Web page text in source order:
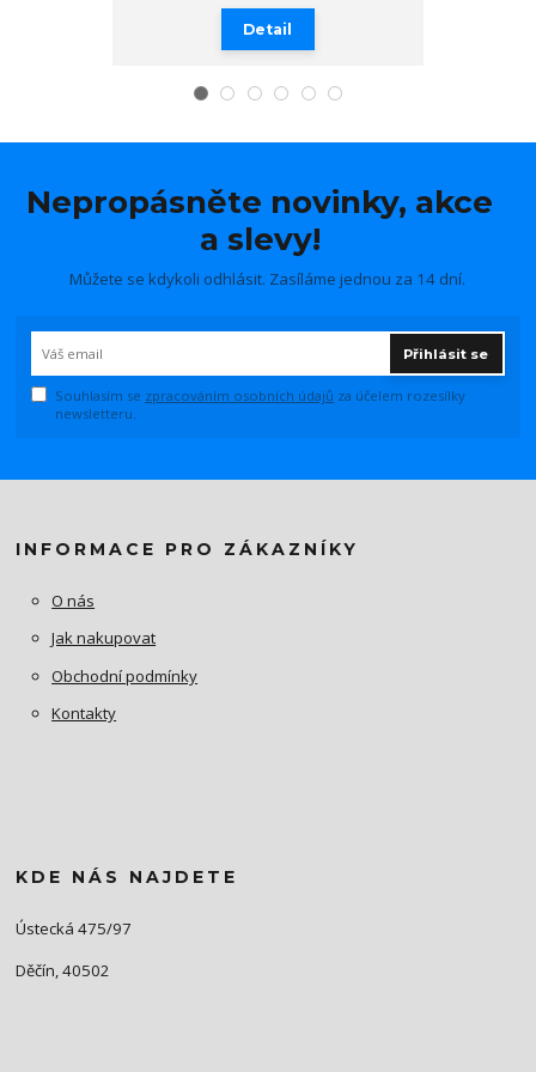
Detail
Nepropásněte novinky, akce
a slevy!
Můžete se kdykoli odhlásit. Zasíláme jednou za 14 dní.
Přihlásit se
Souhlasím se zpracováním osobních údajů za účelem rozesílky
newsletteru.
INFORMACE PRO ZÁKAZNÍKY
O nás
Jak nakupovat
Obchodní podmínky
Kontakty
KDE NÁS NAJDETE
Ústecká 475/97
Děčín, 40502